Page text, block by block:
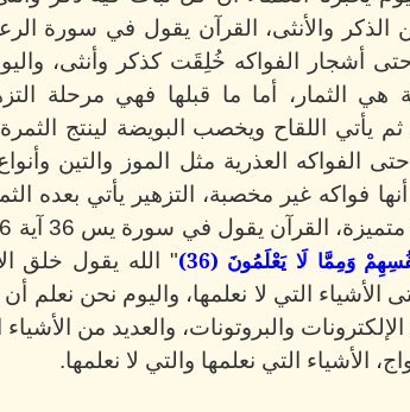
والأنثى، القرآن يقول في سورة الرعد 13 الآية
أشجار الفواكه خُلِقَت كذكر وأنثى،
هي الثمار، أما ما قبلها فهي مرحلة
ثم يأتي اللقاح ويخصب البويضة لينتج
الفواكه العذرية مثل الموز والتين
فواكه غير مخصبة، التزهير يأتي بعده
القرآن يقول في سورة يس 36 آية 36: "
وَمِمَّا لَا يَعْلَمُونَ (36)
" الله يقول خلق
الأشياء التي لا نعلمها، واليوم نحن نعلم أن
والبروتونات، والعديد من الأشياء
التي نعلمها والتي لا نعلمها.